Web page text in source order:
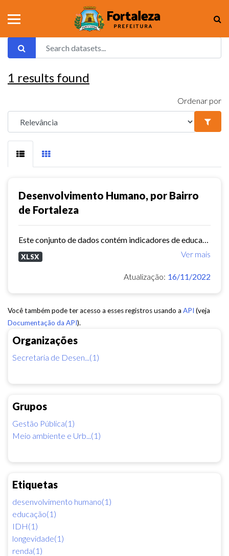
Organizações
Secretaria de Desen...(1)
Grupos
Gestão Pública(1)
Meio ambiente e Urb...(1)
Etiquetas
desenvolvimento humano(1)
educação(1)
IDH(1)
longevidade(1)
renda(1)
1 results found
Ordenar por
Desenvolvimento Humano, por Bairro
de Fortaleza
Ver mais
XLSX
Atualização: 16/11/2022
Você também pode ter acesso a esses registros usando a API (veja
Documentação da API).